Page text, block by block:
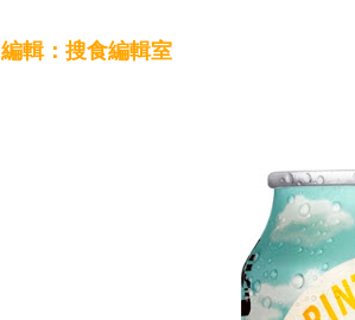
編輯：搜食編輯室